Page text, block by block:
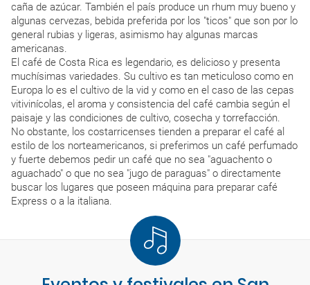
caña de azúcar. También el país produce un rhum muy bueno y
algunas cervezas, bebida preferida por los "ticos" que son por lo
general rubias y ligeras, asimismo hay algunas marcas
americanas.
El café de Costa Rica es legendario, es delicioso y presenta
muchísimas variedades. Su cultivo es tan meticuloso como en
Europa lo es el cultivo de la vid y como en el caso de las cepas
vitivinícolas, el aroma y consistencia del café cambia según el
paisaje y las condiciones de cultivo, cosecha y torrefacción.
No obstante, los costarricenses tienden a preparar el café al
estilo de los norteamericanos, si preferimos un café perfumado
y fuerte debemos pedir un café que no sea "aguachento o
aguachado" o que no sea "jugo de paraguas" o directamente
buscar los lugares que poseen máquina para preparar café
Express o a la italiana.